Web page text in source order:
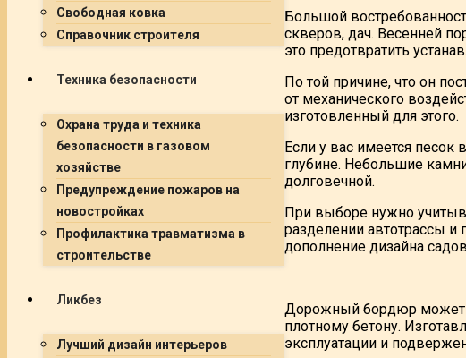
Свободная ковка
Справочник строителя
Техника безопасности
Охрана труда и техника
безопасности в газовом
хозяйстве
Предупреждение пожаров на
новостройках
Профилактика травматизма в
строительстве
Ликбез
Лучший дизайн интерьеров
Большой
скверов, дач. Весенней
это предотвратить
По той причине, что он
от механического
изготовленный для этого.
Если у вас имеется песок
глубине. Небольшие
долговечной.
При выборе нужно
разделении автотрассы
дополнение дизайна
Дорожный бордюр может
плотному бетону.
эксплуатации и